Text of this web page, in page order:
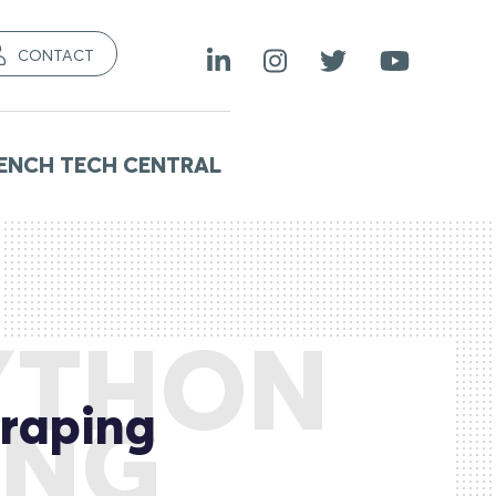
CONTACT
TECH CENTRAL